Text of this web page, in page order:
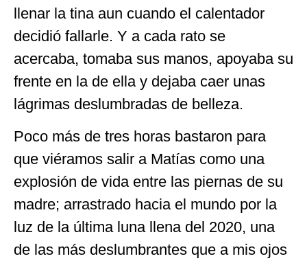
llenar la tina aun cuando el calentador
decidió fallarle. Y a cada rato se
acercaba, tomaba sus manos, apoyaba su
frente en la de ella y dejaba caer unas
lágrimas deslumbradas de belleza.
Poco más de tres horas bastaron para
que viéramos salir a Matías como una
explosión de vida entre las piernas de su
madre; arrastrado hacia el mundo por la
luz de la última luna llena del 2020, una
de las más deslumbrantes que a mis ojos